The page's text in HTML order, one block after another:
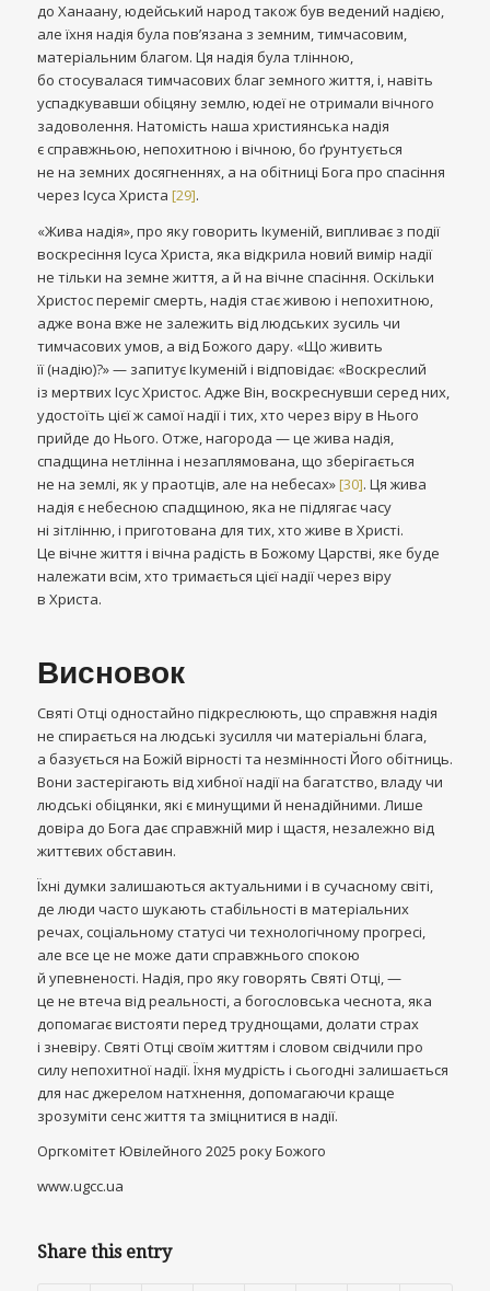
до Ханаану, юдейський народ також був ведений надією,
але їхня надія була пов’язана з земним, тимчасовим,
матеріальним благом. Ця надія була тлінною,
бо стосувалася тимчасових благ земного життя, і, навіть
успадкувавши обіцяну землю, юдеї не отримали вічного
задоволення. Натомість наша християнська надія
є справжньою, непохитною і вічною, бо ґрунтується
не на земних досягненнях, а на обітниці Бога про спасіння
через Ісуса Христа [29].
«Жива надія», про яку говорить Ікуменій, випливає з події
воскресіння Ісуса Христа, яка відкрила новий вимір надії
не тільки на земне життя, а й на вічне спасіння. Оскільки
Христос переміг смерть, надія стає живою і непохитною,
адже вона вже не залежить від людських зусиль чи
тимчасових умов, а від Божого дару. «Що живить
її (надію)?» — запитує Ікуменій і відповідає: «Воскреслий
із мертвих Ісус Христос. Адже Він, воскреснувши серед них,
удостоїть цієї ж самої надії і тих, хто через віру в Нього
прийде до Нього. Отже, нагорода — це жива надія,
спадщина нетлінна і незаплямована, що зберігається
не на землі, як у праотців, але на небесах»[30]. Ця жива
надія є небесною спадщиною, яка не підлягає часу
ні зітлінню, і приготована для тих, хто живе в Христі.
Це вічне життя і вічна радість в Божому Царстві, яке буде
належати всім, хто тримається цієї надії через віру
в Христа.
Висновок
Святі Отці одностайно підкреслюють, що справжня надія
не спирається на людські зусилля чи матеріальні блага,
а базується на Божій вірності та незмінності Його обітниць.
Вони застерігають від хибної надії на багатство, владу чи
людські обіцянки, які є минущими й ненадійними. Лише
довіра до Бога дає справжній мир і щастя, незалежно від
життєвих обставин.
Їхні думки залишаються актуальними і в сучасному світі,
де люди часто шукають стабільності в матеріальних
речах, соціальному статусі чи технологічному прогресі,
але все це не може дати справжнього спокою
й упевненості. Надія, про яку говорять Святі Отці, —
це не втеча від реальності, а богословська чеснота, яка
допомагає вистояти перед труднощами, долати страх
і зневіру. Святі Отці своїм життям і словом свідчили про
силу непохитної надії. Їхня мудрість і сьогодні залишається
для нас джерелом натхнення, допомагаючи краще
зрозуміти сенс життя та зміцнитися в надії.
Оргкомітет Ювілейного 2025 року Божого
www.ugcc.ua
Share this entry